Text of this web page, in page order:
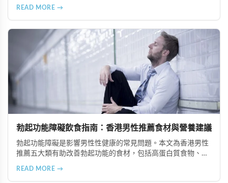
READ MORE →
勃起功能障礙飲食指南：香港男性推薦食材與營養建議
勃起功能障礙是影響男性性健康的常見問題。本文為香港男性
推薦五大類有助改善勃起功能的食材，包括高蛋白質食物、富
READ MORE →